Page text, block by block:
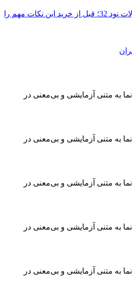
راهنمای خرید محصولات نود 32؛ قبل از خرید این نکات مهم را
به متنی آزمایشی و بی‌معنی در
به متنی آزمایشی و بی‌معنی در
به متنی آزمایشی و بی‌معنی در
به متنی آزمایشی و بی‌معنی در
به متنی آزمایشی و بی‌معنی در